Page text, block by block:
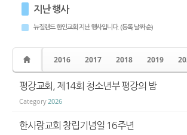
지난 행사
뉴질랜드 한인교회 지난 행사입니다. (등록 날짜 순)
2016 2017 2018 2019
평강교회, 제14회 청소년부 평강의 밤
Category 2026
한사랑교회 창립기념일 16주년